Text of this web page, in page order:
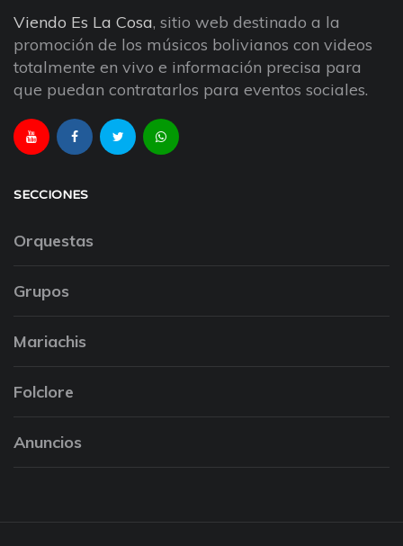
Viendo Es La Cosa, sitio web destinado a la
promoción de los músicos bolivianos con videos
totalmente en vivo e información precisa para
que puedan contratarlos para eventos sociales.
SECCIONES
Orquestas
Grupos
Mariachis
Folclore
Anuncios